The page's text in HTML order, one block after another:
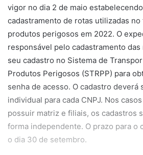
vigor no dia 2 de maio
cadastramento de rotas utilizadas
produtos perigosos em 2022. O
responsável pelo cadastramento
seu cadastro no Sistema de
Produtos Perigosos (STRPP) para
senha de acesso. O cadastro deverá
individual para cada CNPJ. Nos
possuir matriz e filiais, os cadastros
forma independente. O prazo para o
o dia 30 de setembro.